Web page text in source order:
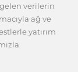
verilerin
ağ ve
yatırım